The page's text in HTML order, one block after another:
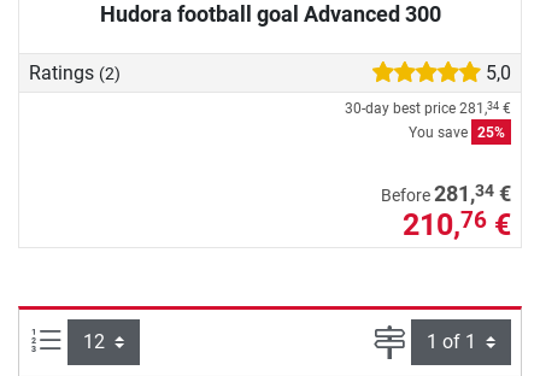
Hudora football goal Advanced 300
Ratings (2) 5,0
30-day best price 281,34 €
You save 25%
Before281,34 €
210,76 €
Items per page: Page